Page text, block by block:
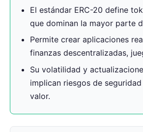
El estándar ERC-20 define
que dominan la mayor parte
Permite crear aplicaciones
finanzas descentralizadas,
Su volatilidad y
implican riesgos de
valor.